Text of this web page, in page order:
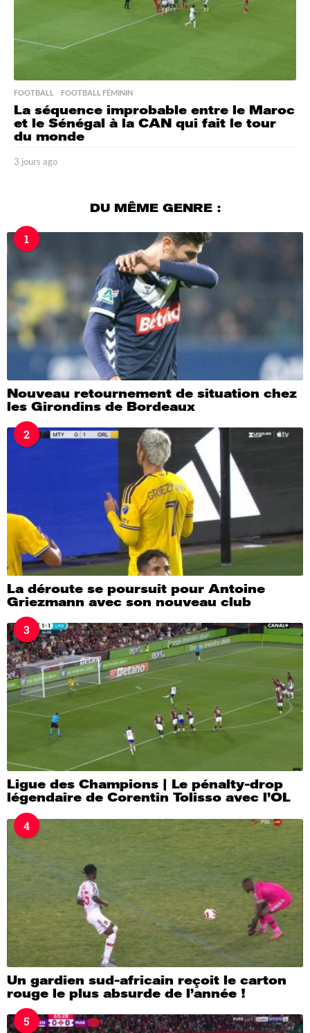
FOOTBALL ,FOOTBALL FÉMININ
La séquence improbable entre le Maroc
et le Sénégal à la CAN qui fait le tour
du monde
3 jours ago
DU MÊME GENRE :
1
Nouveau retournement de situation chez
les Girondins de Bordeaux
2
La déroute se poursuit pour Antoine
Griezmann avec son nouveau club
3
Ligue des Champions | Le pénalty-drop
légendaire de Corentin Tolisso avec l’OL
4
Un gardien sud-africain reçoit le carton
rouge le plus absurde de l’année !
5